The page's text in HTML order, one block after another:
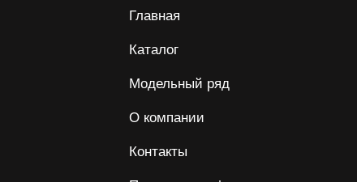
Главная
Каталог
Модельный ряд
О компании
Контакты